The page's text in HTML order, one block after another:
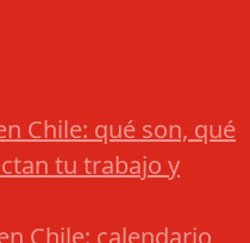
Chile: qué son, qué
tu trabajo y